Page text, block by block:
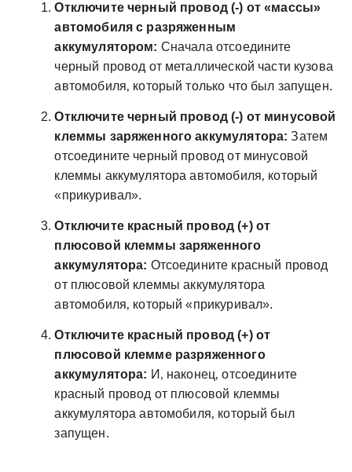
Отключите черный провод (-) от «массы»
автомобиля с разряженным
аккумулятором: Сначала отсоедините
черный провод от металлической части кузова
автомобиля‚ который только что был запущен.
Отключите черный провод (-) от минусовой
клеммы заряженного аккумулятора: Затем
отсоедините черный провод от минусовой
клеммы аккумулятора автомобиля‚ который
«прикуривал».
Отключите красный провод (+) от
плюсовой клеммы заряженного
аккумулятора: Отсоедините красный провод
от плюсовой клеммы аккумулятора
автомобиля‚ который «прикуривал».
Отключите красный провод (+) от
плюсовой клемме разряженного
аккумулятора: И‚ наконец‚ отсоедините
красный провод от плюсовой клеммы
аккумулятора автомобиля‚ который был
запущен.